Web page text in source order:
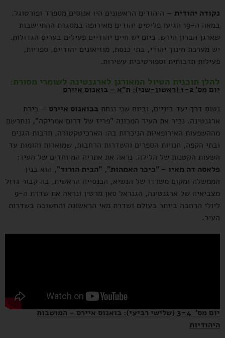
נקודה יהודית – היהודים הראשונים היו אנוסים מספרד ופורטוגל.
במאה ה-19 הגיעו פליטים יהודים מאירופה במסגרת ההתיישבות
שארגן הברון הירש. כיום יש חיים יהודיים פעילים בערים הגדולות.
יש מערכת חינוך יהודי, בתי כנסת, מוזיאונים יהודיים, ספריות,
פעילות תרבותית וספורטיבית עשירות.
להלן תוכנית הטיול המאורגן לארגנטינה לשומרי מסורת:
יום מס' 1-2 (ראשון-שני): ת"א – בואנוס איירס
נטוס דרך יעד ביניים, וביום שני ננחת בבואנוס איירס – בירת
ארגנטינה. נכיר את העיר המכונה "פריז של דרום אמריקה", ונתרשם
מההשפעות האירופאיות הניכרות בה: הארכיטקטורה, תרבות הגנים
ובתי הקפה, חנויות הספרים והשדרות הרחבות, שמוארות והומות עד
השעות הקטנות של הלילה. נראה את אתריה המיוחדים של העיר:
פלאסה דה מאיו – "כיכר האמהות", "הבית הורוד", הוא בנין
הממשלה ומקום משרדו של הנשיא, הכנסייה הראשית, בה קבור גדול
מצביאיה של ארגנטינה, הגנראל סאן מרטין ונראה את שדרת ה-9
ליולי הרחבה ביותר בעולם ושדרת מאי הראשונה והחשובה בשדרות
העיר.
יום מס' 3-4 (שלישי רביעי): בואנוס איירס – המושבות
היהודיות